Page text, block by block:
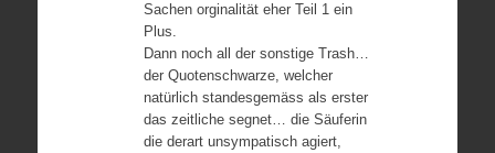
Sachen orginalität eher Teil 1 ein
Plus.
Dann noch all der sonstige Trash…
der Quotenschwarze, welcher
natürlich standesgemäss als erster
das zeitliche segnet… die Säuferin
die derart unsympatisch agiert,